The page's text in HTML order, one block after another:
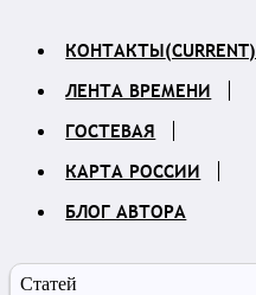
КОНТАКТЫ(CURRENT)
ЛЕНТА ВРЕМЕНИ
ГОСТЕВАЯ
КАРТА РОССИИ
БЛОГ АВТОРА
Статей